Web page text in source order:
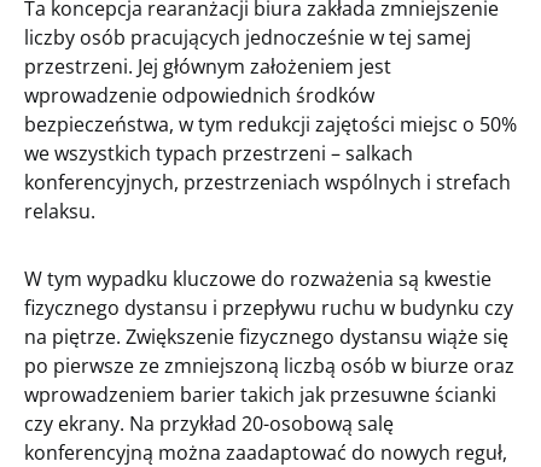
Ta koncepcja rearanżacji biura zakłada zmniejszenie
liczby osób pracujących jednocześnie w tej samej
przestrzeni. Jej głównym założeniem jest
wprowadzenie odpowiednich środków
bezpieczeństwa, w tym redukcji zajętości miejsc o 50%
we wszystkich typach przestrzeni – salkach
konferencyjnych, przestrzeniach wspólnych i strefach
relaksu.
W tym wypadku kluczowe do rozważenia są kwestie
fizycznego dystansu i przepływu ruchu w budynku czy
na piętrze. Zwiększenie fizycznego dystansu wiąże się
po pierwsze ze zmniejszoną liczbą osób w biurze oraz
wprowadzeniem barier takich jak przesuwne ścianki
czy ekrany. Na przykład 20-osobową salę
konferencyjną można zaadaptować do nowych reguł,